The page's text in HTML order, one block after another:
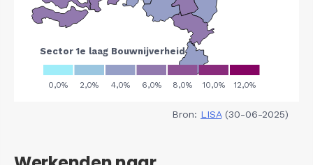
Bron: LISA(30-06-2025)